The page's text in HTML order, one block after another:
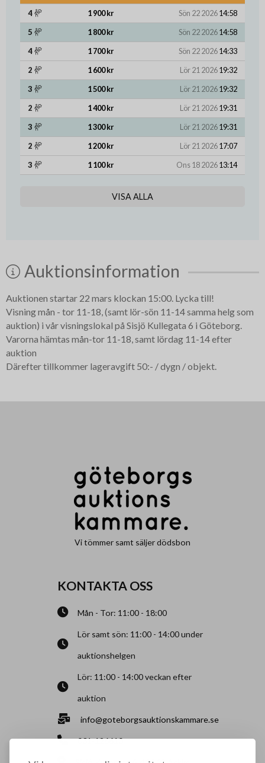
4
1 900 kr Sön 22 202614:58
5
1 800 kr Sön 22 202614:58
4
1 700 kr Sön 22 202614:33
2
1 600 kr Lör 21 202619:32
3
1 500 kr Lör 21 202619:32
2
1 400 kr Lör 21 202619:31
3
1 300 kr Lör 21 202619:31
2
1 200 kr Lör 21 202617:07
3
1 100 kr Ons 18 202613:14
VISA ALLA
Auktionsinformation
Auktionen startar 22 mars klockan 15:00. Lycka till!
Visning mån - tor 11-18, (samt lör-sön 11-14 samma helg som
auktion) i vår visningslokal på Sisjö Kullegata 6 i Göteborg.
Varorna hämtas mån-tor 11-18, samt lördag 11-14 efter
auktion
Därefter tillkommer lageravgift 50:- / dygn / objekt.
Vi tömmer samt säljer dödsbon
KONTAKTA OSS
Mån - Tor: 11:00 - 18:00
Lör samt sön: 11:00 - 14:00 under
auktionshelgen
Lör: 11:00 - 14:00 veckan efter
auktion
info@goteborgsauktionskammare.se
031-126610